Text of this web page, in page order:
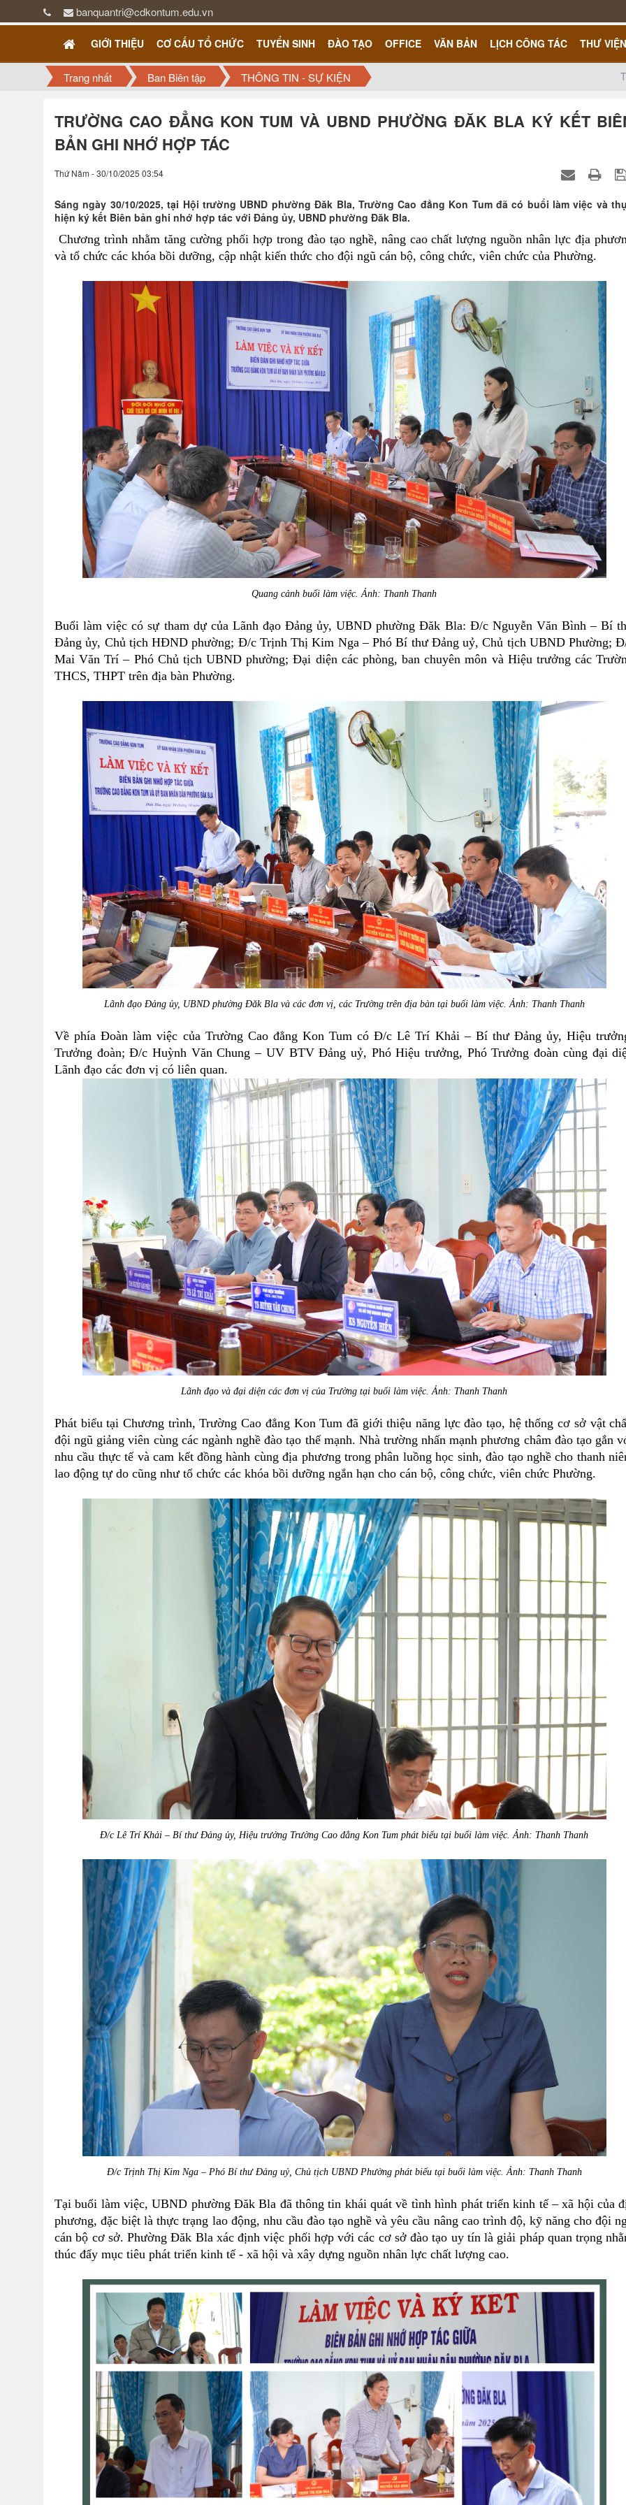
banquantri@cdkontum.edu.vn
GIỚI THIỆU CƠ CẤU TỔ CHỨC TUYỂN SINH ĐÀO TẠO OFFICE VĂN BẢN LỊCH CÔNG TÁC THƯ VIỆN
Trang nhất Ban Biên tập THÔNG TIN - SỰ KIỆN
TRƯỜNG CAO ĐẲNG KON TUM VÀ UBND PHƯỜNG ĐĂK BLA KÝ KẾT
BẢN GHI NHỚ HỢP TÁC
Thứ Năm - 30/10/2025 03:54
Sáng ngày 30/10/2025, tại Hội trường UBND phường Đăk Bla, Trường Cao đẳng Kon Tum đã có buổi làm việc và
hiện ký kết Biên bản ghi nhớ hợp tác với Đảng ủy, UBND phường Đăk Bla.
Chương trình nhằm tăng cường phối hợp trong đào tạo nghề, nâng cao chất lượng nguồn nhân lực địa
và tổ chức các khóa bồi dưỡng, cập nhật kiến thức cho đội ngũ cán bộ, công chức, viên chức của Phường.
Quang cảnh buổi làm việc. Ảnh: Thanh Thanh
Buổi làm việc có sự tham dự của Lãnh đạo Đảng ủy, UBND phường Đăk Bla: Đ/c Nguyễn Văn Bình – Bí
Đảng ủy, Chủ tịch HĐND phường; Đ/c Trịnh Thị Kim Nga – Phó Bí thư Đảng uỷ, Chủ tịch UBND Phường;
Mai Văn Trí – Phó Chủ tịch UBND phường; Đại diện các phòng, ban chuyên môn và Hiệu trưởng các
THCS, THPT trên địa bàn Phường.
Lãnh đạo Đảng ủy, UBND phường Đăk Bla và các đơn vị, các Trường trên địa bàn tại buổi làm việc. Ảnh: Thanh Thanh
Về phía Đoàn làm việc của Trường Cao đẳng Kon Tum có Đ/c Lê Trí Khải – Bí thư Đảng ủy, Hiệu
Trưởng đoàn; Đ/c Huỳnh Văn Chung – UV BTV Đảng uỷ, Phó Hiệu trưởng, Phó Trưởng đoàn cùng đại
Lãnh đạo các đơn vị có liên quan.
Lãnh đạo và đại diện các đơn vị của Trường tại buổi làm việc. Ảnh: Thanh Thanh
Phát biểu tại Chương trình, Trường Cao đẳng Kon Tum đã giới thiệu năng lực đào tạo, hệ thống cơ sở vật
đội ngũ giảng viên cùng các ngành nghề đào tạo thế mạnh. Nhà trường nhấn mạnh phương châm đào tạo gắn
nhu cầu thực tế và cam kết đồng hành cùng địa phương trong phân luồng học sinh, đào tạo nghề cho thanh
lao động tự do cũng như tổ chức các khóa bồi dưỡng ngắn hạn cho cán bộ, công chức, viên chức Phường.
Đ/c Lê Trí Khải – Bí thư Đảng ủy, Hiệu trưởng Trường Cao đẳng Kon Tum phát biểu tại buổi làm việc. Ảnh: Thanh Thanh
Đ/c Trịnh Thị Kim Nga – Phó Bí thư Đảng uỷ, Chủ tịch UBND Phường phát biểu tại buổi làm việc. Ảnh: Thanh Thanh
Tại buổi làm việc, UBND phường Đăk Bla đã thông tin khái quát về tình hình phát triển kinh tế – xã hội của
phương, đặc biệt là thực trạng lao động, nhu cầu đào tạo nghề và yêu cầu nâng cao trình độ, kỹ năng cho đội
cán bộ cơ sở. Phường Đăk Bla xác định việc phối hợp với các cơ sở đào tạo uy tín là giải pháp quan trọng
thúc đẩy mục tiêu phát triển kinh tế - xã hội và xây dựng nguồn nhân lực chất lượng cao.